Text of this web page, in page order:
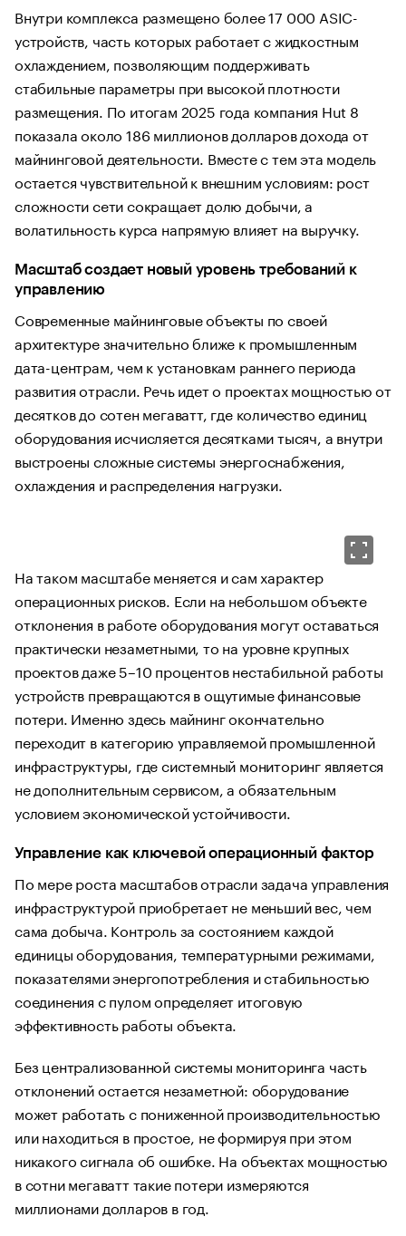
Внутри комплекса размещено более 17 000 ASIC-
устройств, часть которых работает с жидкостным
охлаждением, позволяющим поддерживать
стабильные параметры при высокой плотности
размещения. По итогам 2025 года компания Hut 8
показала около 186 миллионов долларов дохода от
майнинговой деятельности. Вместе с тем эта модель
остается чувствительной к внешним условиям: рост
сложности сети сокращает долю добычи, а
волатильность курса напрямую влияет на выручку.
Масштаб создает новый уровень требований к
управлению
Современные майнинговые объекты по своей
архитектуре значительно ближе к промышленным
дата-центрам, чем к установкам раннего периода
развития отрасли. Речь идет о проектах мощностью от
десятков до сотен мегаватт, где количество единиц
оборудования исчисляется десятками тысяч, а внутри
выстроены сложные системы энергоснабжения,
охлаждения и распределения нагрузки.
На таком масштабе меняется и сам характер
операционных рисков. Если на небольшом объекте
отклонения в работе оборудования могут оставаться
практически незаметными, то на уровне крупных
проектов даже 5–10 процентов нестабильной работы
устройств превращаются в ощутимые финансовые
потери. Именно здесь майнинг окончательно
переходит в категорию управляемой промышленной
инфраструктуры, где системный мониторинг является
не дополнительным сервисом, а обязательным
условием экономической устойчивости.
Управление как ключевой операционный фактор
По мере роста масштабов отрасли задача управления
инфраструктурой приобретает не меньший вес, чем
сама добыча. Контроль за состоянием каждой
единицы оборудования, температурными режимами,
показателями энергопотребления и стабильностью
соединения с пулом определяет итоговую
эффективность работы объекта.
Без централизованной системы мониторинга часть
отклонений остается незаметной: оборудование
может работать с пониженной производительностью
или находиться в простое, не формируя при этом
никакого сигнала об ошибке. На объектах мощностью
в сотни мегаватт такие потери измеряются
миллионами долларов в год.